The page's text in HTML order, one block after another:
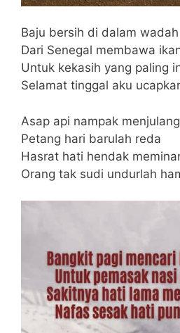
Baju bersih di dalam wadah
Dari Senegal membawa
Untuk kekasih yang paling
Selamat tinggal aku
Asap api nampak menjulang
Petang hari barulah reda
Hasrat hati hendak
Orang tak sudi undurlah